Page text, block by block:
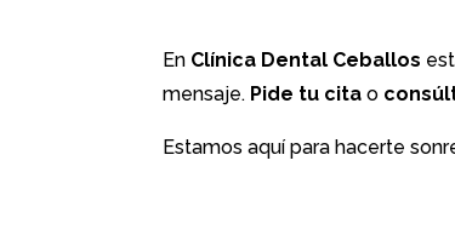
En Clínica Dental Ceballos
mensaje. Pide tu cita o
Estamos aquí para hacerte